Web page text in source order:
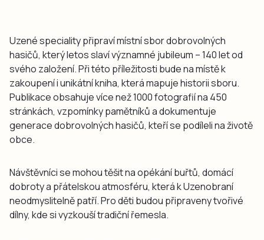
Uzené speciality připraví místní sbor dobrovolných
hasičů, který letos slaví významné jubileum – 140 let od
svého založení. Při této příležitosti bude na místě k
zakoupení i unikátní kniha, která mapuje historii sboru.
Publikace obsahuje více než 1000 fotografií na 450
stránkách, vzpomínky pamětníků a dokumentuje
generace dobrovolných hasičů, kteří se podíleli na životě
obce.
Návštěvníci se mohou těšit na opékání buřtů, domácí
dobroty a přátelskou atmosféru, která k Uzenobraní
neodmyslitelně patří. Pro děti budou připraveny tvořivé
dílny, kde si vyzkouší tradiční řemesla.